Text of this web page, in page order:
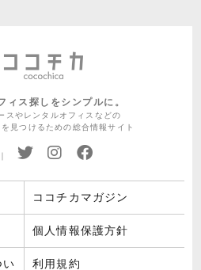
ィス探しをシンプルに。
スやレンタルオフィスなどの
見つけるための総合情報サイト
ココチカマガジン
個人情報保護方針
い 利用規約